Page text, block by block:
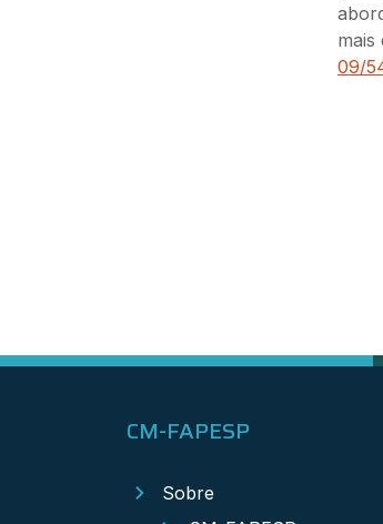
mais
09/
CM-FAPESP
Sobre